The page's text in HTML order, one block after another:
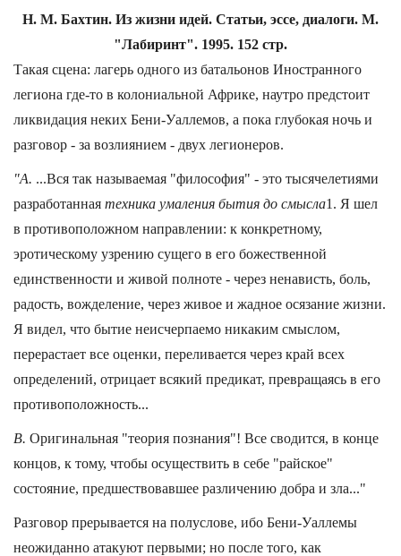
Н. М. Бахтин. Из жизни идей. Статьи, эссе, диалоги. М.
"Лабиринт". 1995. 152 стр.
Такая сцена: лагерь одного из батальонов Иностранного
легиона где-то в колониальной Африке, наутро предстоит
ликвидация неких Бени-Уаллемов, а пока глубокая ночь и
разговор - за возлиянием - двух легионеров.
"А. ...Вся так называемая "философия" - это тысячелетиями
разработанная техника умаления бытия до смысла1. Я шел
в противоположном направлении: к конкретному,
эротическому узрению сущего в его божественной
единственности и живой полноте - через ненависть, боль,
радость, вожделение, через живое и жадное осязание жизни.
Я видел, что бытие неисчерпаемо никаким смыслом,
перерастает все оценки, переливается через край всех
определений, отрицает всякий предикат, превращаясь в его
противоположность...
В. Оригинальная "теория познания"! Все сводится, в конце
концов, к тому, чтобы осуществить в себе "райское"
состояние, предшествовавшее различению добра и зла..."
Разговор прерывается на полуслове, ибо Бени-Уаллемы
неожиданно атакуют первыми; но после того, как